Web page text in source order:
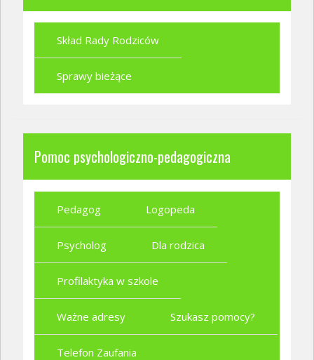
Skład Rady Rodziców
Sprawy bieżące
Pomoc psychologiczno-pedagogiczna
Pedagog Logopeda
Psycholog Dla rodzica
Profilaktyka w szkole
Ważne adresy Szukasz pomocy?
Telefon Zaufania